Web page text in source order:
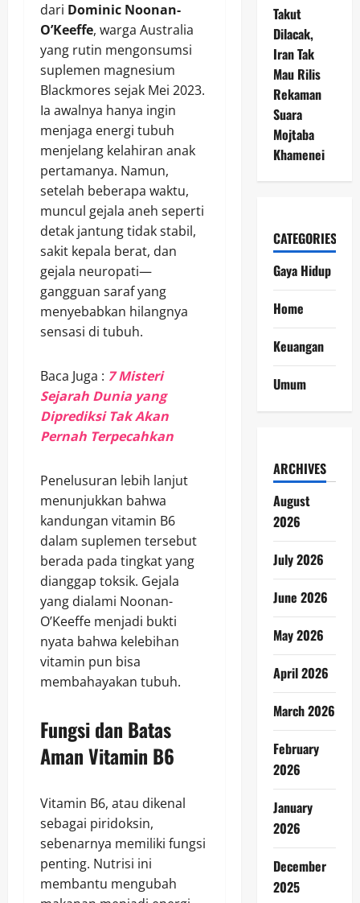
dari Dominic Noonan-
O’Keeffe, warga Australia
yang rutin mengonsumsi
suplemen magnesium
Blackmores sejak Mei 2023.
Ia awalnya hanya ingin
menjaga energi tubuh
menjelang kelahiran anak
pertamanya. Namun,
setelah beberapa waktu,
muncul gejala aneh seperti
detak jantung tidak stabil,
sakit kepala berat, dan
gejala neuropati—
gangguan saraf yang
menyebabkan hilangnya
sensasi di tubuh.
Baca Juga : 7 Misteri
Sejarah Dunia yang
Diprediksi Tak Akan
Pernah Terpecahkan
Penelusuran lebih lanjut
menunjukkan bahwa
kandungan vitamin B6
dalam suplemen tersebut
berada pada tingkat yang
dianggap toksik. Gejala
yang dialami Noonan-
O’Keeffe menjadi bukti
nyata bahwa kelebihan
vitamin pun bisa
membahayakan tubuh.
Fungsi dan Batas
Aman Vitamin B6
Vitamin B6, atau dikenal
sebagai piridoksin,
sebenarnya memiliki fungsi
penting. Nutrisi ini
membantu mengubah
Takut
Dilacak,
Iran Tak
Mau Rilis
Rekaman
Suara
Mojtaba
Khamenei
CATEGORIES
Gaya Hidup
Home
Keuangan
Umum
ARCHIVES
August
2026
July 2026
June 2026
May 2026
April 2026
March 2026
February
2026
January
2026
December
2025